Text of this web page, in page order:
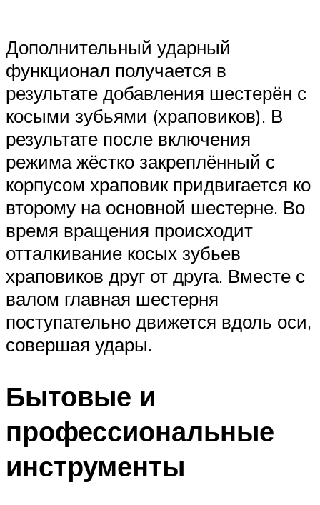
Дополнительный ударный
функционал получается в
результате добавления шестерён с
косыми зубьями (храповиков). В
результате после включения
режима жёстко закреплённый с
корпусом храповик придвигается ко
второму на основной шестерне. Во
время вращения происходит
отталкивание косых зубьев
храповиков друг от друга. Вместе с
валом главная шестерня
поступательно движется вдоль оси,
совершая удары.
Бытовые и
профессиональные
инструменты